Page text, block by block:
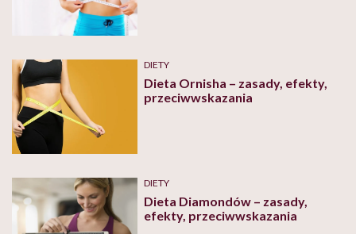
DIETY
Dieta Ornisha – zasady, efekty,
przeciwwskazania
DIETY
Dieta Diamondów – zasady,
efekty, przeciwwskazania